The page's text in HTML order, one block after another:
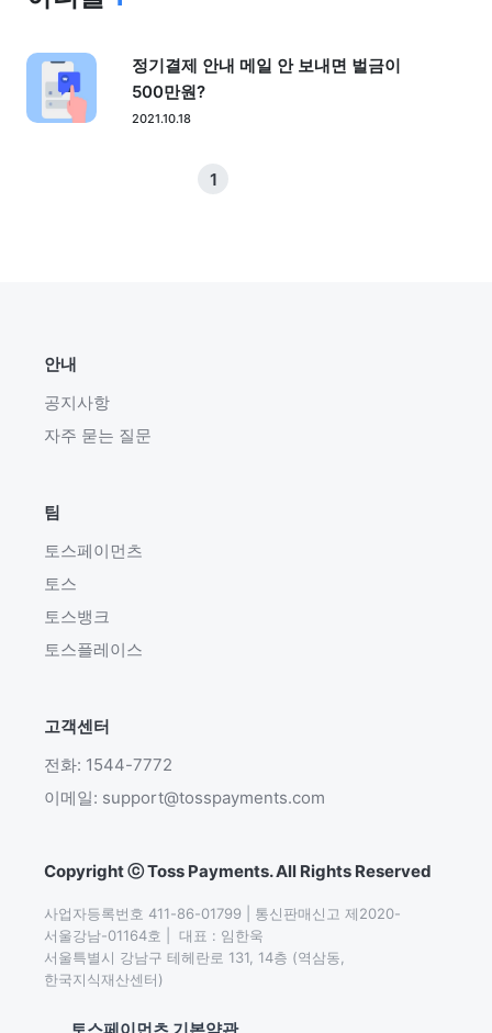
정기결제 안내 메일 안 보내면 벌금이
500만원?
2021.10.18
1
안내
공지사항
자주 묻는 질문
팀
토스페이먼츠
토스
토스뱅크
토스플레이스
고객센터
전화: 1544-7772
이메일: support@tosspayments.com
Copyright ⓒ Toss Payments. All Rights Reserved
사업자등록번호 411-86-01799 | 통신판매신고 제2020-
서울강남-01164호 |  대표 : 임한욱
서울특별시 강남구 테헤란로 131, 14층 (역삼동,
한국지식재산센터)